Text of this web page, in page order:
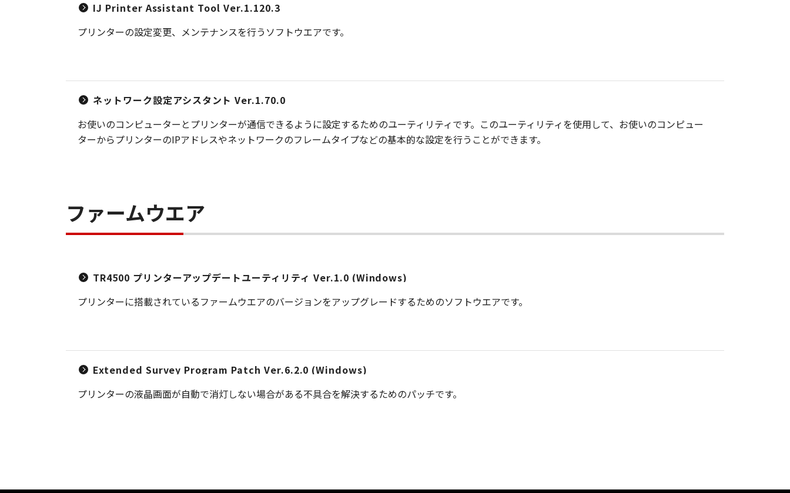
IJ Printer Assistant Tool Ver.1.120.3
プリンターの設定変更、メンテナンスを行うソフトウエアです。
ネットワーク設定アシスタント Ver.1.70.0
お使いのコンピューターとプリンターが通信できるように設定するためのユーティリティです。このユーティリティを使用して、お使いのコンピュー
ターからプリンターのIPアドレスやネットワークのフレームタイプなどの基本的な設定を行うことができます。
ファームウエア
TR4500 プリンターアップデートユーティリティ Ver.1.0 (Windows)
プリンターに搭載されているファームウエアのバージョンをアップグレードするためのソフトウエアです。
Extended Survey Program Patch Ver.6.2.0 (Windows)
プリンターの液晶画面が自動で消灯しない場合がある不具合を解決するためのパッチです。